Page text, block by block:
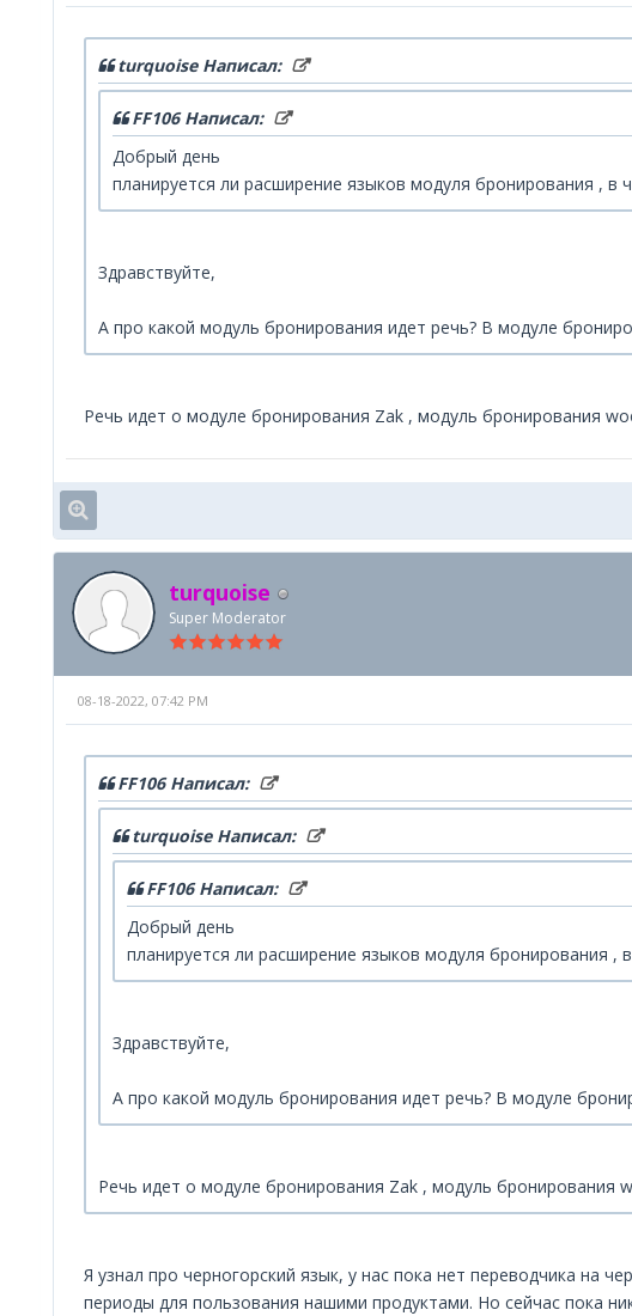
turquoise Написал:
FF106 Написал:
Добрый день
планируется ли расширение языков модуля бронирования , в
Здравствуйте,
А про какой модуль бронирования идет речь? В модуле
Речь идет о модуле бронирования Zak , модуль бронирования
turquoise
Super Moderator
08-18-2022, 07:42 PM
FF106 Написал:
turquoise Написал:
FF106 Написал:
Добрый день
планируется ли расширение языков модуля бронирования ,
Здравствуйте,
А про какой модуль бронирования идет речь? В модуле
Речь идет о модуле бронирования Zak , модуль бронирования
Я узнал про черногорский язык, у нас пока нет переводчика на
периоды для пользования нашими продуктами. Но сейчас пока